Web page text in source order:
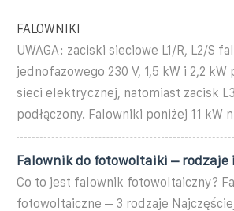
FALOWNIKI
UWAGA: zaciski sieciowe L1/R, L2/S
jednofazowego 230 V, 1,5 kW i 2,2 kW
sieci elektrycznej, natomiast zacisk
podłączony. Falowniki poniżej 11 kW
Falownik do fotowoltaiki – rodzaje
Co to jest falownik fotowoltaiczny?
fotowoltaiczne – 3 rodzaje